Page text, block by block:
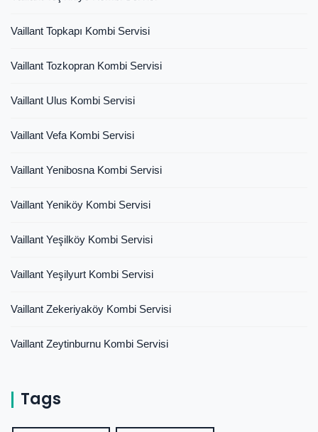
Vaillant Topkapı Kombi Servisi
Vaillant Tozkopran Kombi Servisi
Vaillant Ulus Kombi Servisi
Vaillant Vefa Kombi Servisi
Vaillant Yenibosna Kombi Servisi
Vaillant Yeniköy Kombi Servisi
Vaillant Yeşilköy Kombi Servisi
Vaillant Yeşilyurt Kombi Servisi
Vaillant Zekeriyaköy Kombi Servisi
Vaillant Zeytinburnu Kombi Servisi
Tags